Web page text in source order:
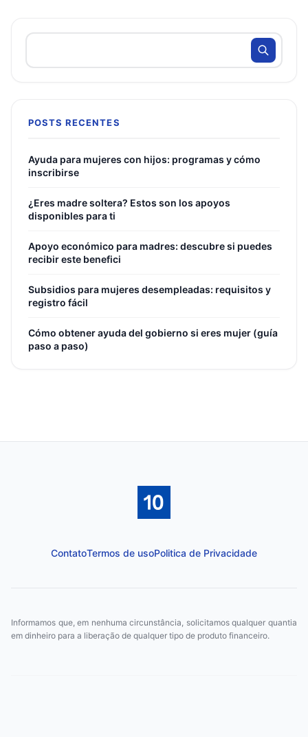
POSTS RECENTES
Ayuda para mujeres con hijos: programas y cómo
inscribirse
¿Eres madre soltera? Estos son los apoyos
disponibles para ti
Apoyo económico para madres: descubre si puedes
recibir este benefici
Subsidios para mujeres desempleadas: requisitos y
registro fácil
Cómo obtener ayuda del gobierno si eres mujer (guía
paso a paso)
ContatoTermos de usoPolitica de Privacidade
Informamos que, em nenhuma circunstância, solicitamos qualquer quantia
em dinheiro para a liberação de qualquer tipo de produto financeiro.